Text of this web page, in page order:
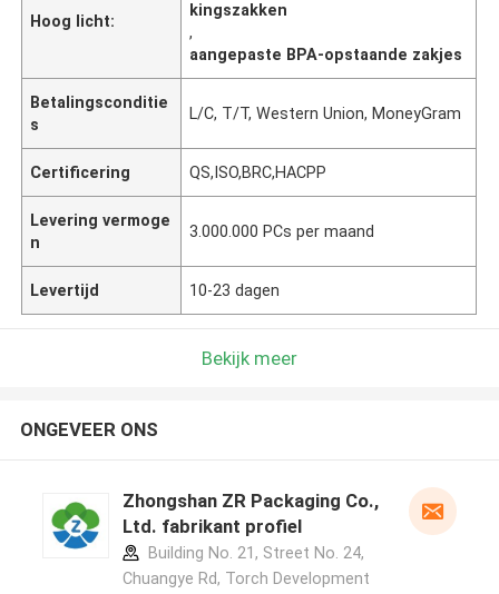
Hoog licht:
kingszakken
,
aangepaste BPA-opstaande zakjes
Betalingsconditie
s
L/C, T/T, Western Union, MoneyGram
Certificering QS,ISO,BRC,HACPP
Levering vermoge
n
3.000.000 PCs per maand
Levertijd 10-23 dagen
Bekijk meer
ONGEVEER ONS
Zhongshan ZR Packaging Co.,
Ltd. fabrikant profiel
Building No. 21, Street No. 24,
Chuangye Rd, Torch Development